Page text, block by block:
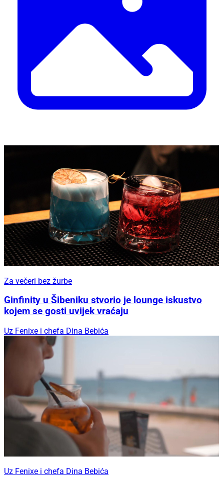
Za večeri bez žurbe
Ginfinity u Šibeniku stvorio je lounge iskustvo
kojem se gosti uvijek vraćaju
Uz Fenixe i chefa Dina Bebića
Uz Fenixe i chefa Dina Bebića